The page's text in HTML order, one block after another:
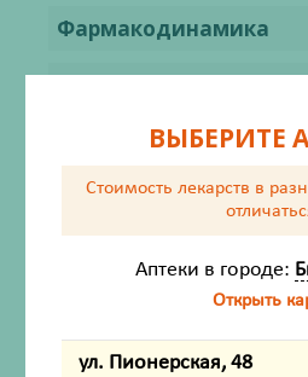
Фармакодинамика
Фармакокинетика
Показания
Противопоказания
Применение при
период грудного
Способ применения и
ВЫБЕРИТЕ
Стоимость лекарств в
Аптеки в городе:
Открыть
ул. Пионерская, 48